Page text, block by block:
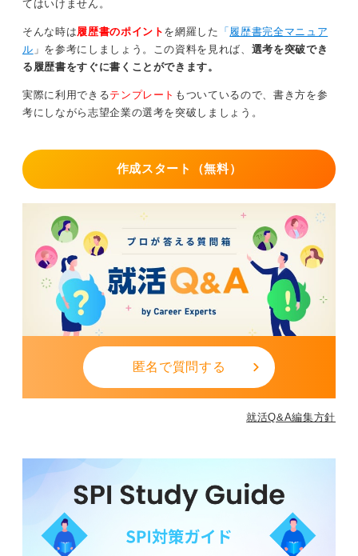
てはいけません。
そんな時は履歴書のポイント を網羅した 「 履歴書完全マニュア
ル 」を参考にしましょう。この資料を見れば、 選考を突破でき
る履歴書をすぐに書くことができます。
実際に利用できるテンプレート もついているので、書き方を参
考にしながら志望企業の選考を突破しましょう。
作成スタート（無料）
匿名で質問する
就活Q&A編集方針